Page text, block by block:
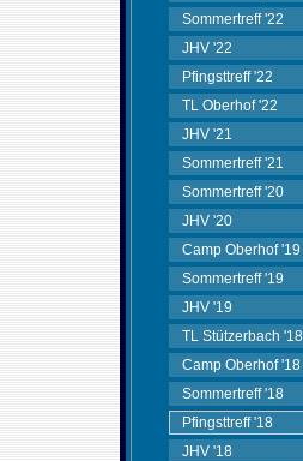
Sommertreff '22
JHV '22
Pfingsttreff '22
TL Oberhof '22
JHV '21
Sommertreff '21
Sommertreff '20
JHV '20
Camp Oberhof '19
Sommertreff '19
JHV '19
TL Stützerbach '18
Camp Oberhof '18
Sommertreff '18
Pfingsttreff '18
JHV '18